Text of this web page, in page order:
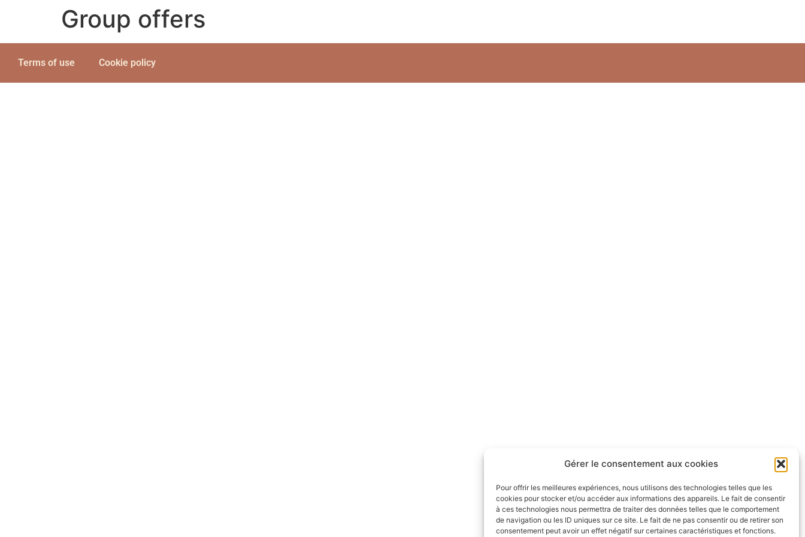
Gérer le consentement aux cookies
Pour offrir les meilleures expériences, nous utilisons des technologies telles que les
cookies pour stocker et/ou accéder aux informations des appareils. Le fait de consentir
à ces technologies nous permettra de traiter des données telles que le comportement
de navigation ou les ID uniques sur ce site. Le fait de ne pas consentir ou de retirer son
consentement peut avoir un effet négatif sur certaines caractéristiques et fonctions.
Group offers
Terms of use Cookie policy